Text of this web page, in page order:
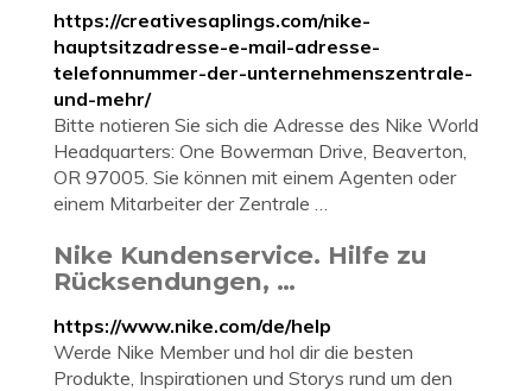
https://creativesaplings.com/nike-
hauptsitzadresse-e-mail-adresse-
telefonnummer-der-unternehmenszentrale-
und-mehr/
Bitte notieren Sie sich die Adresse des Nike World
Headquarters: One Bowerman Drive, Beaverton,
OR 97005. Sie können mit einem Agenten oder
einem Mitarbeiter der Zentrale …
Nike Kundenservice. Hilfe zu
Rücksendungen, …
https://www.nike.com/de/help
Werde Nike Member und hol dir die besten
Produkte, Inspirationen und Storys rund um den